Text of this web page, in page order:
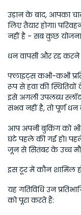
उड़ान के बाद, आपका
लिए तैयार होगा।
नहीं है - सब कुछ
धन वापसी और रद्द करने
फ्लाइट्स कभी-कभी
रूप से हवा की स्थितियों
इसे अगली उपलब्ध स्लॉट में
संभव नहीं है, तो पूर्ण धन
आप अपनी बुकिंग को
घंटे पहले की गई हो।
जून से सितंबर के उच्च
इस टूर में कौन शामिल
यह गतिविधि उन
को पूरा करते हैं: